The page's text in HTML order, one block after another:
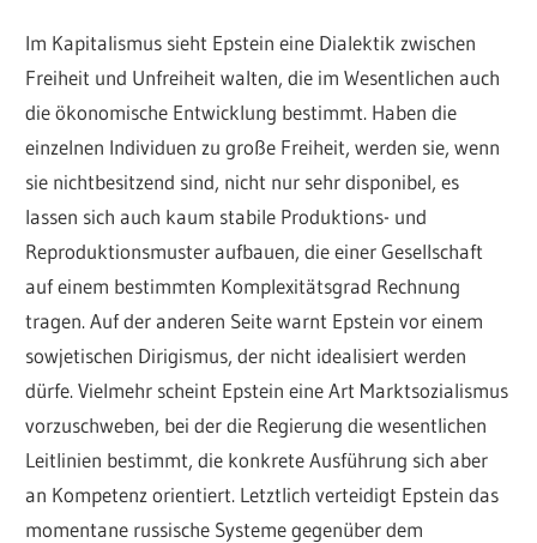
Im Kapitalismus sieht Epstein eine Dialektik zwischen
Freiheit und Unfreiheit walten, die im Wesentlichen auch
die ökonomische Entwicklung bestimmt. Haben die
einzelnen Individuen zu große Freiheit, werden sie, wenn
sie nichtbesitzend sind, nicht nur sehr disponibel, es
lassen sich auch kaum stabile Produktions- und
Reproduktionsmuster aufbauen, die einer Gesellschaft
auf einem bestimmten Komplexitätsgrad Rechnung
tragen. Auf der anderen Seite warnt Epstein vor einem
sowjetischen Dirigismus, der nicht idealisiert werden
dürfe. Vielmehr scheint Epstein eine Art Marktsozialismus
vorzuschweben, bei der die Regierung die wesentlichen
Leitlinien bestimmt, die konkrete Ausführung sich aber
an Kompetenz orientiert. Letztlich verteidigt Epstein das
momentane russische Systeme gegenüber dem